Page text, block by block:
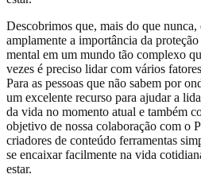
Descobrimos que, mais do que
amplamente a importância da
mental em um mundo tão complexo
vezes é preciso lidar com vários
Para as pessoas que não sabem por
um excelente recurso para ajudar a
da vida no momento atual e também
objetivo de nossa colaboração com o
criadores de conteúdo ferramentas
se encaixar facilmente na vida
estar.